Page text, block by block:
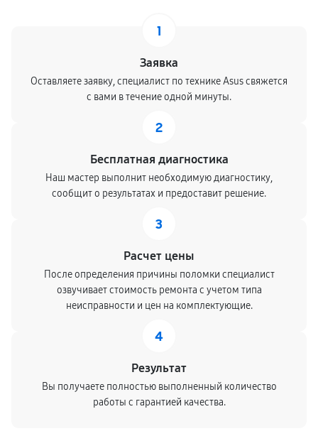
1
Заявка
Оставляете заявку, специалист по технике Asus свяжется
с вами в течение одной минуты.
2
Бесплатная диагностика
Наш мастер выполнит необходимую диагностику,
сообщит о результатах и предоставит решение.
3
Расчет цены
После определения причины поломки специалист
озвучивает стоимость ремонта с учетом типа
неисправности и цен на комплектующие.
4
Результат
Вы получаете полностью выполненный количество
работы с гарантией качества.